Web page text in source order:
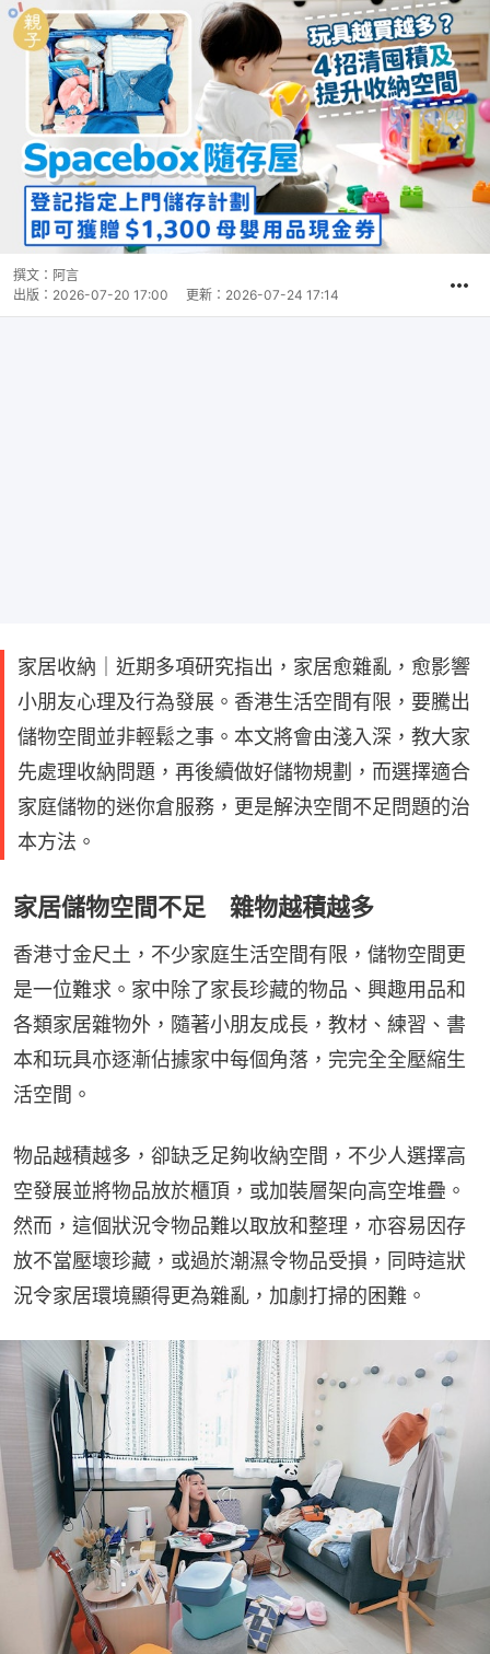
撰文： 阿言
出版： 2026-07-20 17:00 更新： 2026-07-24 17:14
家居收納｜近期多項研究指出，家居愈雜亂，愈影響
小朋友心理及行為發展。香港生活空間有限，要騰出
儲物空間並非輕鬆之事。本文將會由淺入深，教大家
先處理收納問題，再後續做好儲物規劃，而選擇適合
家庭儲物的迷你倉服務，更是解決空間不足問題的治
本方法。
家居儲物空間不足 雜物越積越多
香港寸金尺土，不少家庭生活空間有限，儲物空間更
是一位難求。家中除了家長珍藏的物品、興趣用品和
各類家居雜物外，隨著小朋友成長，教材、練習、書
本和玩具亦逐漸佔據家中每個角落，完完全全壓縮生
活空間。
物品越積越多，卻缺乏足夠收納空間，不少人選擇高
空發展並將物品放於櫃頂，或加裝層架向高空堆疊。
然而，這個狀況令物品難以取放和整理，亦容易因存
放不當壓壞珍藏，或過於潮濕令物品受損，同時這狀
況令家居環境顯得更為雜亂，加劇打掃的困難。